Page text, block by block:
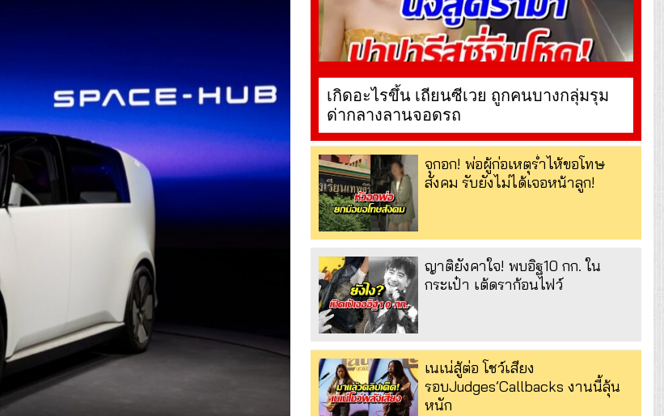
เกิดอะไรขึ้น เถียนซีเวย ถูกคนบางกลุ่มรุม
ด่ากลางลานจอดรถ
จุกอก! พ่อผู้ก่อเหตุร่ำไห้ขอโทษ
สังคม รับยังไม่ได้เจอหน้าลูก!
ญาติยังคาใจ! พบอิฐ10 กก. ใน
กระเป๋า เต้ดราก้อนไฟว์
เนเน่สู้ต่อ โชว์เสียง
รอบJudges’Callbacks งานนี้ลุ้น
หนัก